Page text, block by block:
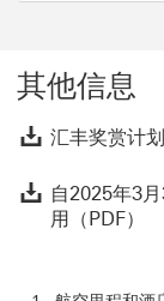
其他信息
汇丰奖赏计
自2025年3
用（PDF）